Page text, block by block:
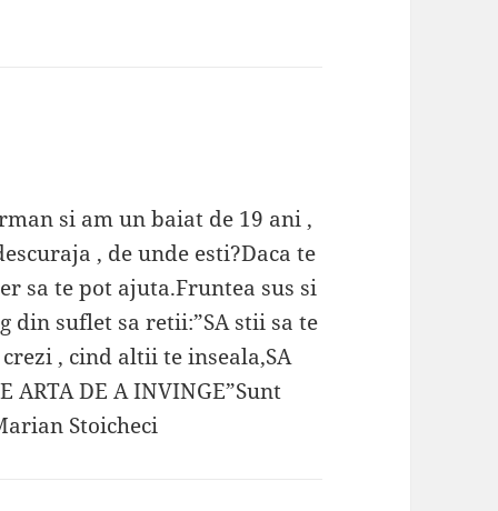
si am un baiat de 19 ani ,
, de unde esti?Daca te
sa te pot ajuta.Fruntea sus si
din suflet sa retii:”SA stii sa te
, cind altii te inseala,SA
DE A INVINGE”Sunt
Stoicheci